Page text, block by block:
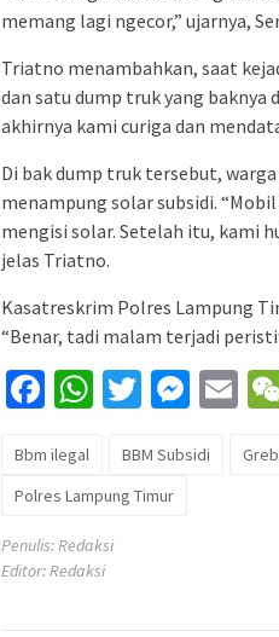
memang lagi ngecor,” ujarnya,
Triatno menambahkan, saat
dan satu dump truk yang
akhirnya kami curiga dan
Di bak dump truk tersebut,
menampung solar subsidi.
mengisi solar. Setelah itu, kami
jelas Triatno.
Kasatreskrim Polres Lampung
“Benar, tadi malam terjadi
Facebook
WhatsApp
Twitter
Bbm ilegal BBM Subsidi
Polres Lampung Timur
Penulis: Redaksi
Editor: Redaksi